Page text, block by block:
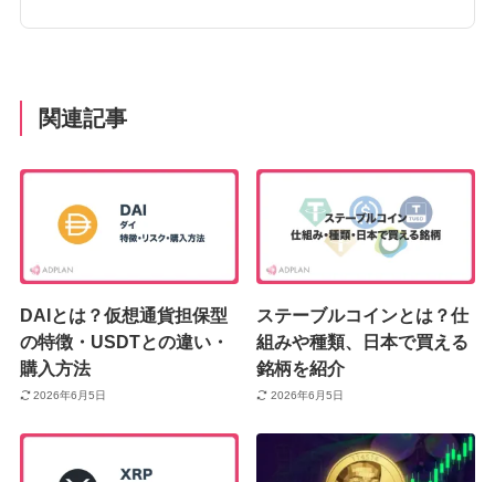
関連記事
DAIとは？仮想通貨担保型
の特徴・USDTとの違い・
購入方法
2026年6月5日
ステーブルコインとは？仕
組みや種類、日本で買える
銘柄を紹介
2026年6月5日